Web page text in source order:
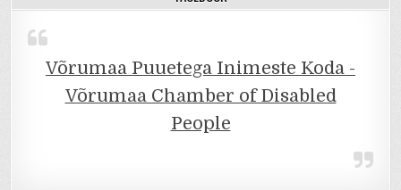
Võrumaa Puuetega Inimeste Koda -
Võrumaa Chamber of Disabled
People